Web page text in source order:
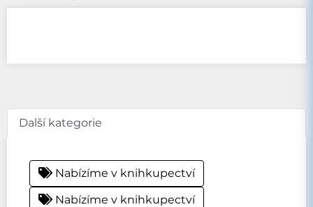
Další kategorie
Nabízíme v knihkupectví
Nabízíme v knihkupectví